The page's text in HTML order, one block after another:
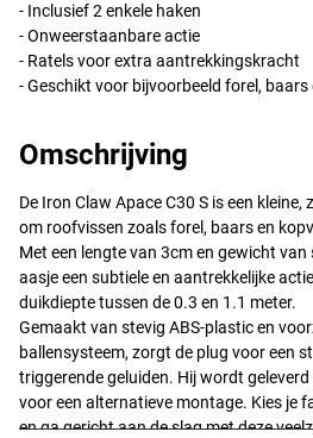
FT
- Inclusief 2 enkele haken
- Onweerstaanbare actie
- Ratels voor extra aantrekkingskracht
- Geschikt voor bijvoorbeeld forel,
Omschrijving
De Iron Claw Apace C30 S is een
om roofvissen zoals forel, baars en
Met een lengte van 3cm en gewicht
aasje een subtiele en aantrekkelijke
duikdiepte tussen de 0.3 en 1.1 meter.
Gemaakt van stevig ABS-plastic en
ballensysteem, zorgt de plug voor een
triggerende geluiden. Hij wordt
voor een alternatieve montage. Kies je
en ga gericht aan de slag met deze